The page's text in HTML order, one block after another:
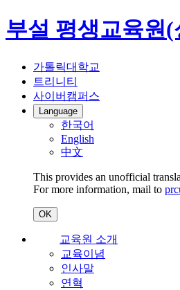
부설 평생교육원(
가톨릭대학교
트리니티
사이버캠퍼스
Language
한국어
English
中文
This provides an unofficial
For more information, mail to
OK
교육원 소개
교육이념
인사말
연혁